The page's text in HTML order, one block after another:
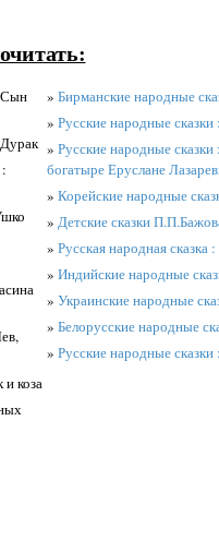
Сын
и коза
» Бирманские народные
» Русские народные
» Русские народные
богатыре Еруслане
» Корейские народные
» Детские сказки
» Русская народная сказка
» Индийские народные
» Украинские народные
» Белорусские народные
» Русские народные сказки